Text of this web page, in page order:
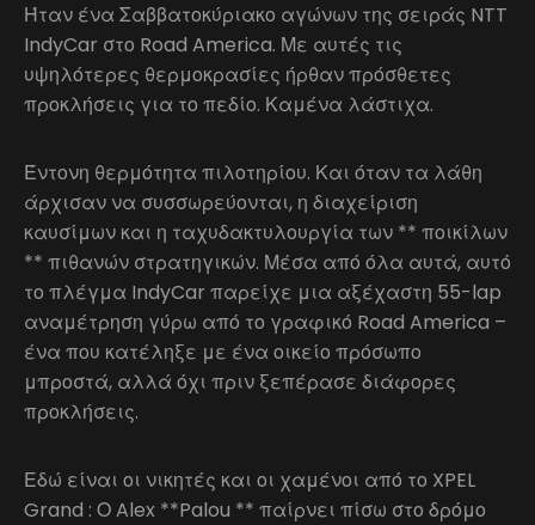
Ήταν ένα Σαββατοκύριακο αγώνων της σειράς NTT
IndyCar στο Road America. Με αυτές τις
υψηλότερες θερμοκρασίες ήρθαν πρόσθετες
προκλήσεις για το πεδίο. Καμένα λάστιχα.
Έντονη θερμότητα πιλοτηρίου. Και όταν τα λάθη
άρχισαν να συσσωρεύονται, η διαχείριση
καυσίμων και η ταχυδακτυλουργία των ** ποικίλων
** πιθανών στρατηγικών. Μέσα από όλα αυτά, αυτό
το πλέγμα IndyCar παρείχε μια αξέχαστη 55-lap
αναμέτρηση γύρω από το γραφικό Road America –
ένα που κατέληξε με ένα οικείο πρόσωπο
μπροστά, αλλά όχι πριν ξεπέρασε διάφορες
προκλήσεις.
Εδώ είναι οι νικητές και οι χαμένοι από το XPEL
Grand : Ο Alex **Palou ** παίρνει πίσω στο δρόμο